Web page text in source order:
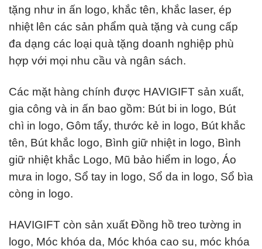
tặng như in ấn logo, khắc tên, khắc laser, ép
nhiệt lên các sản phẩm quà tặng và cung cấp
đa dạng các loại quà tặng doanh nghiệp phù
hợp với mọi nhu cầu và ngân sách.
Các mặt hàng chính được HAVIGIFT sản xuất,
gia công và in ấn bao gồm: Bút bi in logo, Bút
chì in logo, Gôm tẩy, thước kẻ in logo, Bút khắc
tên, Bút khắc logo, Bình giữ nhiệt in logo, Bình
giữ nhiệt khắc Logo, Mũ bảo hiểm in logo, Áo
mưa in logo, Sổ tay in logo, Sổ da in logo, Sổ bìa
còng in logo.
HAVIGIFT còn sản xuất Đồng hồ treo tường in
logo, Móc khóa da, Móc khóa cao su, móc khóa